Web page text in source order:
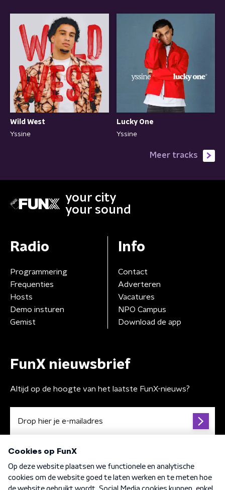
Wild West
Yssine
Lucky One
Yssine
Meer tracks
your city
your sound
Radio
Programmering
Frequenties
Hosts
Demo insturen
Gemist
Info
Contact
Adverteren
Vacatures
NPO Campus
Download de app
FunX nieuwsbrief
Altijd op de hoogte van het laatste FunX-nieuws?